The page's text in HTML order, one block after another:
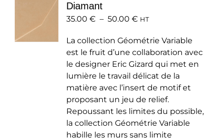
peuvent
choisies
sur
la
page
du
produit
Diamant
35.00 € – 50.00 €Plage
prix :
35.00 €
à
50.00 €
HT
La collection Géométrie Variable
est le fruit d’une collaboration avec
le designer Eric Gizard qui met en
lumière le travail délicat de la
matière avec l’insert de motif et
proposant un jeu de relief.
Repoussant les limites du possible,
la collection Géométrie Variable
habille les murs sans limite